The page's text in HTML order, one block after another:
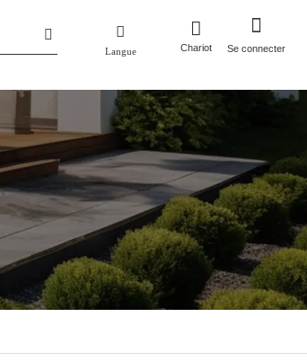
Langue Chariot Se connecter
de l'entreprise
Pots de fleurs
Pots de fleurs en aluminium
Pots de fleurs en acier corten
Lit de jardin surélevé en métal
de l’industrie